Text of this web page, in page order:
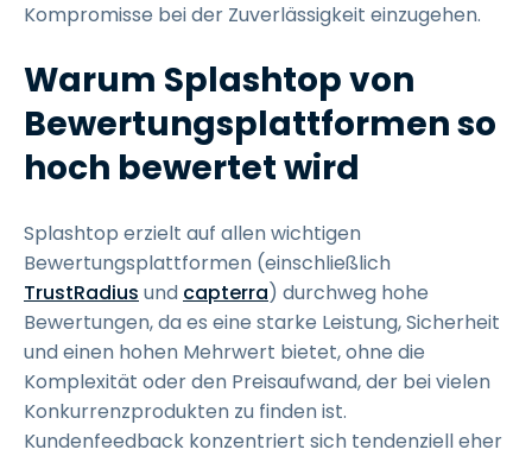
Kompromisse bei der Zuverlässigkeit einzugehen.
Warum Splashtop von
Bewertungsplattformen so
hoch bewertet wird
Splashtop erzielt auf allen wichtigen
Bewertungsplattformen (einschließlich
TrustRadius und capterra) durchweg hohe
Bewertungen, da es eine starke Leistung, Sicherheit
und einen hohen Mehrwert bietet, ohne die
Komplexität oder den Preisaufwand, der bei vielen
Konkurrenzprodukten zu finden ist.
Kundenfeedback konzentriert sich tendenziell eher